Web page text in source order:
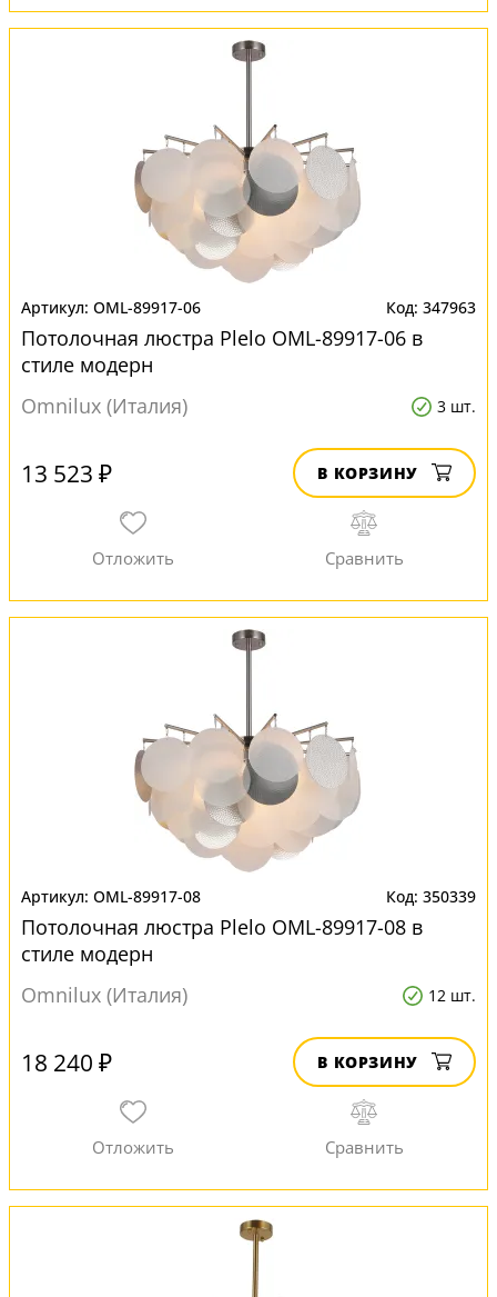
OML-89917-06 347963
Потолочная люстра Plelo OML-89917-06 в
стиле модерн
Omnilux (Италия)
3 шт.
13 523 ₽ В КОРЗИНУ
OML-89917-08 350339
Потолочная люстра Plelo OML-89917-08 в
стиле модерн
Omnilux (Италия)
12 шт.
18 240 ₽ В КОРЗИНУ